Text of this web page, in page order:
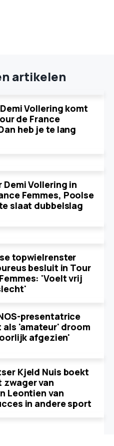
artikelen
Vollering komt
de France
heb je te lang
Demi Vollering in
Femmes, Poolse
slaat dubbelslag
topwielrenster
besluit in Tour
'Voelt vrij
presentatrice
als 'amateur' droom
afgezien'
Kjeld Nuis boekt
zwager van
Leontien van
in andere sport